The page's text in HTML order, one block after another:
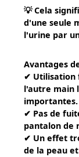
💡Cela
d'une seule
l'urine par
Avantages
✔ Utilisation
l'autre main
importantes.
✔ Pas de
pantalon de
✔ Un effet
de la peau